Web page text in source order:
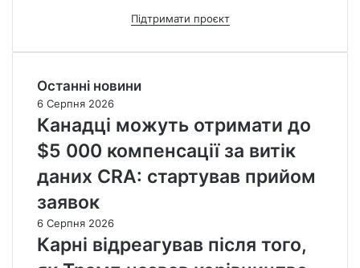
Підтримати проєкт
Останні новини
6 Серпня 2026
Канадці можуть отримати до
$5 000 компенсації за витік
даних CRA: стартував прийом
заявок
6 Серпня 2026
Карні відреагував після того,